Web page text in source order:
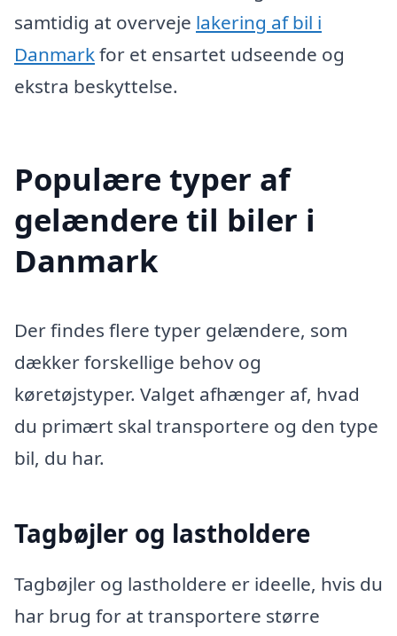
samtidig at overveje lakering af bil i
Danmarkfor et ensartet udseende og
ekstra beskyttelse.
Populære typer af
gelændere til biler i
Danmark
Der findes flere typer gelændere, som
dækker forskellige behov og
køretøjstyper. Valget afhænger af, hvad
du primært skal transportere og den type
bil, du har.
Tagbøjler og lastholdere
Tagbøjler og lastholdere er ideelle, hvis du
har brug for at transportere større